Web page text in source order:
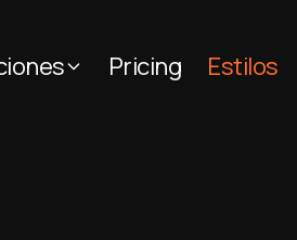
Pricing Estilos